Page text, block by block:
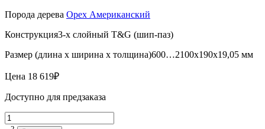
Порода дерева Орех Американский
Конструкция3-х слойный T&G (шип-паз)
Размер (длина х ширина х толщина)600…2100х190х19,05 мм
Цена 18 619₽
Доступно для предзаказа
Количество